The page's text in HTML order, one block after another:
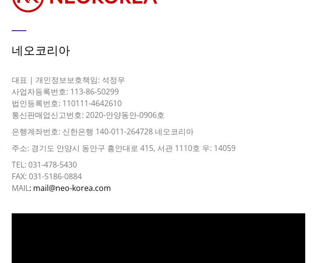
네오코리아
대표 | 개인정보보호책임: 석정우
사업자등록번호: 113-86-50299
법인등록번호: 110111-4642610
통신판매업신고번호: 2020-안양동안-0906호
은행계좌번호: 신한은행 140-011-264728 네오코리아
주소: 경기도 안양시 동안구 흥안대로 415, 서관 1110호 우: 14059
TEL: 031-478-5430
FAX: 031-5186-0884
MAIL: mail@neo-korea.com